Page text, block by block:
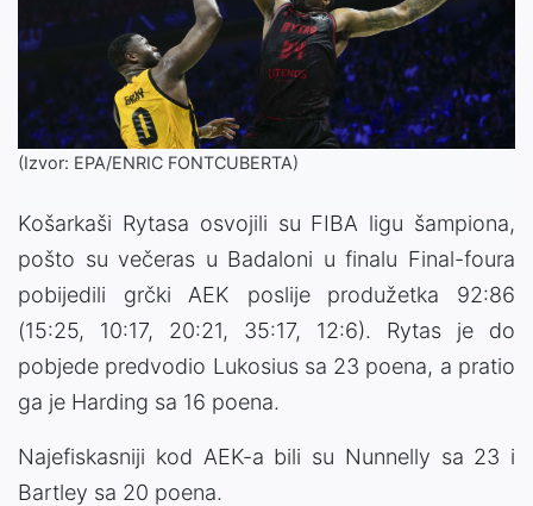
(Izvor: EPA/ENRIC FONTCUBERTA)
Košarkaši Rytasa osvojili su FIBA ligu šampiona,
pošto su večeras u Badaloni u finalu Final-foura
pobijedili grčki AEK poslije produžetka 92:86
(15:25, 10:17, 20:21, 35:17, 12:6). Rytas je do
pobjede predvodio Lukosius sa 23 poena, a pratio
ga je Harding sa 16 poena.
Najefiskasniji kod AEK-a bili su Nunnelly sa 23 i
Bartley sa 20 poena.